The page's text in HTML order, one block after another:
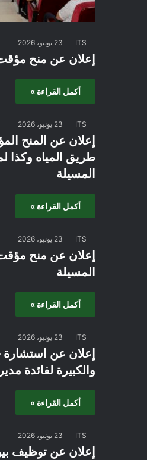
ITS 23 يونيو، 2026
إعلان عن منح مؤقت/
أكمل القراءة »
ITS 23 يونيو، 2026
إعلان عن المنح
طريق المياه وكذا
المسيلة
أكمل القراءة »
ITS 23 يونيو، 2026
إعلان عن منح
المسيلة
أكمل القراءة »
ITS 23 يونيو، 2026
إعلان عن استشارة
والكبيرة لفائدة
أكمل القراءة »
ITS 23 يونيو، 2026